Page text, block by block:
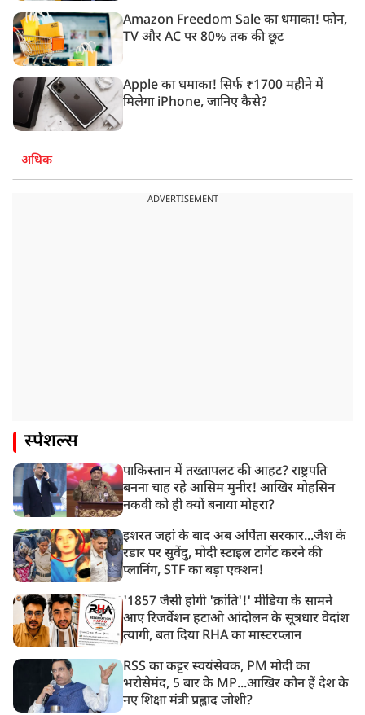
Amazon Freedom Sale का धमाका! फोन,
TV और AC पर 80% तक की छूट
Apple का धमाका! सिर्फ ₹1700 महीने में
मिलेगा iPhone, जानिए कैसे?
अधिक
ADVERTISEMENT
स्पेशल्स
पाकिस्तान में तख्तापलट की आहट? राष्ट्रपति
बनना चाह रहे आसिम मुनीर! आखिर मोहसिन
नकवी को ही क्यों बनाया मोहरा?
इशरत जहां के बाद अब अर्पिता सरकार...जैश के
रडार पर सुवेंदु, मोदी स्टाइल टार्गेट करने की
प्लानिंग, STF का बड़ा एक्शन!
'1857 जैसी होगी 'क्रांति'!' मीडिया के सामने
आए रिजर्वेशन हटाओ आंदोलन के सूत्रधार वेदांश
त्यागी, बता दिया RHA का मास्टरप्लान
RSS का कट्टर स्वयंसेवक, PM मोदी का
भरोसेमंद, 5 बार के MP...आखिर कौन हैं देश के
नए शिक्षा मंत्री प्रह्लाद जोशी?